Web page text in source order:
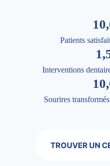
Patients
Interventions
Sourires
TROUVER UN